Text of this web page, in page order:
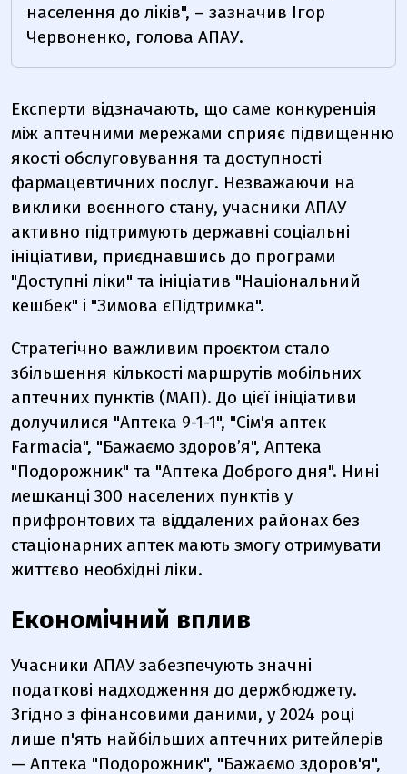
населення до ліків", – зазначив Ігор
Червоненко, голова АПАУ.
Експерти відзначають, що саме конкуренція
між аптечними мережами сприяє підвищенню
якості обслуговування та доступності
фармацевтичних послуг. Незважаючи на
виклики воєнного стану, учасники АПАУ
активно підтримують державні соціальні
ініціативи, приєднавшись до програми
"Доступні ліки" та ініціатив "Національний
кешбек" і "Зимова єПідтримка".
Стратегічно важливим проєктом стало
збільшення кількості маршрутів мобільних
аптечних пунктів (МАП). До цієї ініціативи
долучилися "Аптека 9-1-1", "Сім'я аптек
Farmacia", "Бажаємо здоровʼя", Аптека
"Подорожник" та "Аптека Доброго дня". Нині
мешканці 300 населених пунктів у
прифронтових та віддалених районах без
стаціонарних аптек мають змогу отримувати
життєво необхідні ліки.
Економічний вплив
Учасники АПАУ забезпечують значні
податкові надходження до держбюджету.
Згідно з фінансовими даними, у 2024 році
лише п'ять найбільших аптечних ритейлерів
— Аптека "Подорожник", "Бажаємо здоров'я",